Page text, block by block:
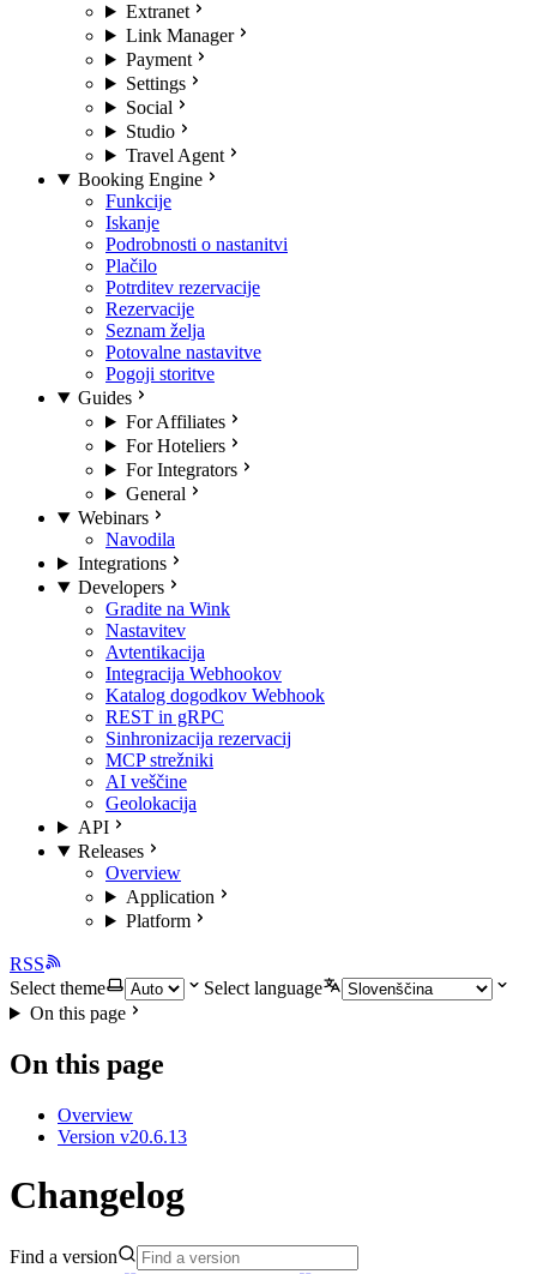
Extranet
Link Manager
Payment
Settings
Social
Studio
Travel Agent
Booking Engine
Funkcije
Iskanje
Podrobnosti o nastanitvi
Plačilo
Potrditev rezervacije
Rezervacije
Seznam želja
Potovalne nastavitve
Pogoji storitve
Guides
For Affiliates
For Hoteliers
For Integrators
General
Webinars
Navodila
Integrations
Developers
Gradite na Wink
Nastavitev
Avtentikacija
Integracija Webhookov
Katalog dogodkov Webhook
REST in gRPC
Sinhronizacija rezervacij
MCP strežniki
AI veščine
Geolokacija
API
Releases
Overview
Application
Platform
RSS
Select theme
Select language
On this page
On this page
Overview
Version v20.6.13
Changelog
Find a version